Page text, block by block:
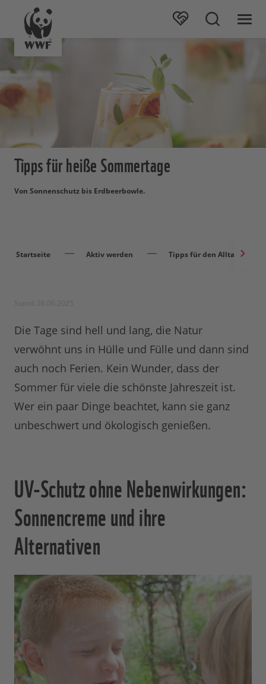
Tipps für heiße Sommertage
Von Sonnenschutz bis Erdbeerbowle.
Startseite Aktiv werden Tipps für den Alltag
Die Tage sind hell und lang, die Natur
verwöhnt uns in Hülle und Fülle und dann sind
auch noch Ferien. Kein Wunder, dass der
Sommer für viele die schönste Jahreszeit ist.
Wer ein paar Dinge beachtet, kann sie ganz
unbeschwert und ökologisch genießen.
UV-Schutz ohne Nebenwirkungen:
Sonnencreme und ihre
Alternativen